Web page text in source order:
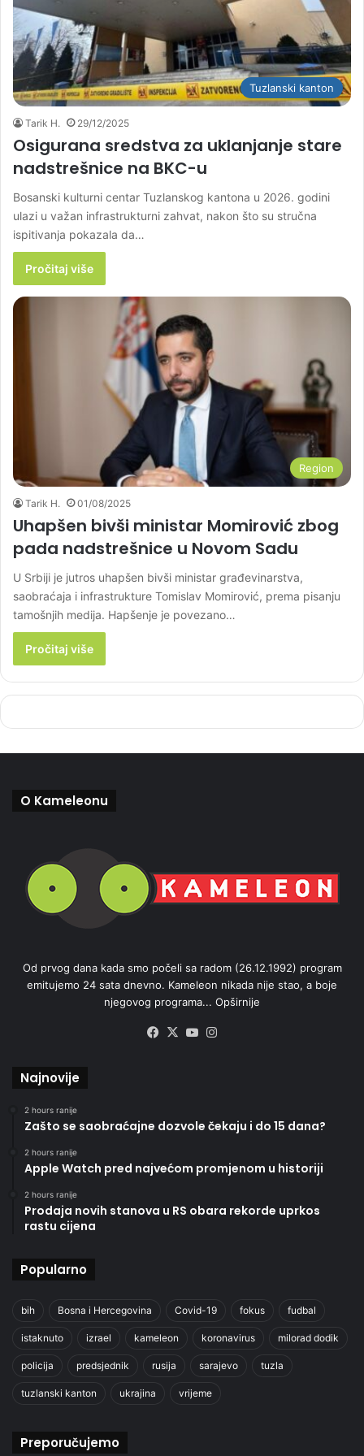
Tuzlanski kanton
Tarik H. 29/12/2025
Osigurana sredstva za uklanjanje stare
nadstrešnice na BKC-u
Bosanski kulturni centar Tuzlanskog kantona u 2026. godini
ulazi u važan infrastrukturni zahvat, nakon što su stručna
ispitivanja pokazala da…
Pročitaj više
Region
Tarik H. 01/08/2025
Uhapšen bivši ministar Momirović zbog
pada nadstrešnice u Novom Sadu
U Srbiji je jutros uhapšen bivši ministar građevinarstva,
saobraćaja i infrastrukture Tomislav Momirović, prema pisanju
tamošnjih medija. Hapšenje je povezano…
Pročitaj više
O Kameleonu
Od prvog dana kada smo počeli sa radom (26.12.1992) program
emitujemo 24 sata dnevno. Kameleon nikada nije stao, a boje
njegovog programa... Opširnije
Facebook
X YouTube
Najnovije
2 hours ranije
Zašto se saobraćajne dozvole čekaju i do 15 dana?
2 hours ranije
Apple Watch pred najvećom promjenom u historiji
2 hours ranije
Prodaja novih stanova u RS obara rekorde uprkos
rastu cijena
Popularno
bih Bosna i Hercegovina Covid-19 fokus fudbal
istaknuto izrael kameleon koronavirus milorad dodik
policija predsjednik rusija sarajevo tuzla
tuzlanski kanton ukrajina vrijeme
Preporučujemo